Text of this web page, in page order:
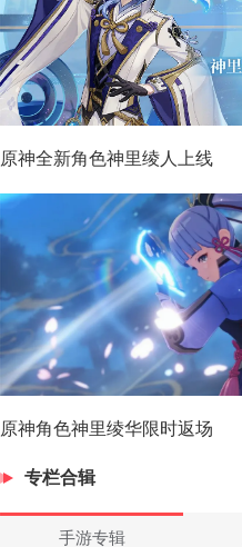
原神全新角色神里绫人上线
原神角色神里绫华限时返场
专栏合辑
手游专辑